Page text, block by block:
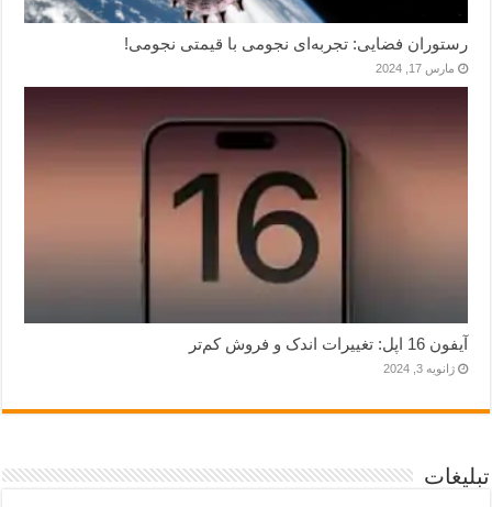
رستوران فضایی: تجربه‌ای نجومی با قیمتی نجومی!
مارس 17, 2024
آیفون 16 اپل: تغییرات اندک و فروش کم‌تر
ژانویه 3, 2024
تبلیغات